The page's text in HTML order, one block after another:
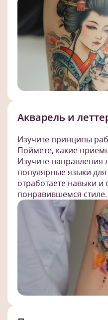
Акварель и
Изучите принципы
Поймете, какие
Изучите направления
популярные языки
отработаете навыки и
понравившемся стиле.